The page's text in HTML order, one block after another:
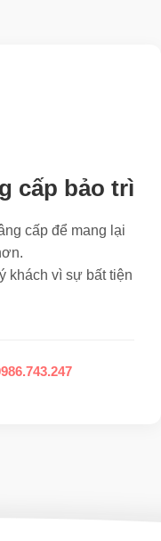
cấp bảo trì
cấp để mang lại
khách vì sự bất tiện